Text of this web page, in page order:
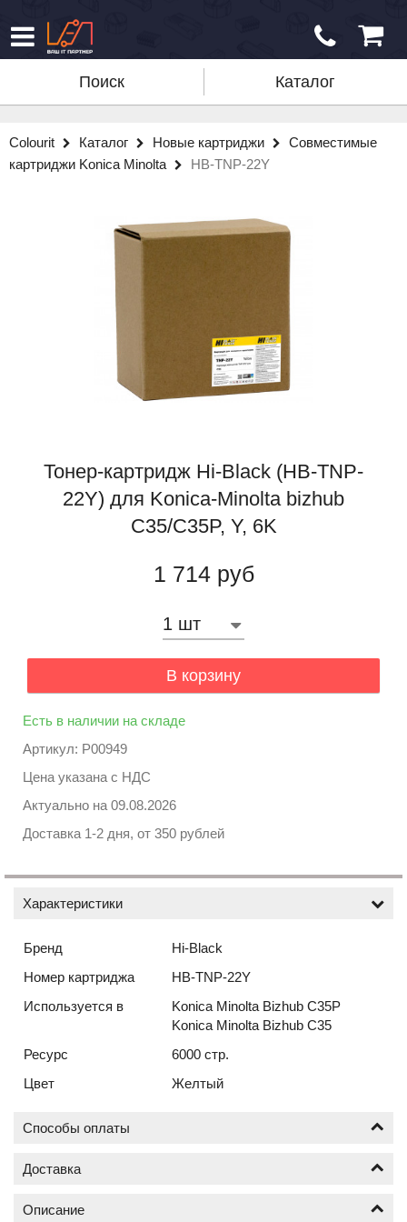
Поиск Каталог
Colourit Каталог Новые картриджи
Совместимые
картриджи Konica Minolta
HB-TNP-22Y
Тонер-картридж Hi-Black (HB-TNP-
22Y) для Konica-Minolta bizhub
C35/C35P, Y, 6K
1 714 руб
В корзину
Есть в наличии на складе
Артикул: P00949
Цена указана с НДС
Актуально на 09.08.2026
Доставка 1-2 дня, от 350 рублей
Характеристики
Бренд
Hi-Black
Номер картриджа
HB-TNP-22Y
Используется в
Konica Minolta Bizhub C35P
Konica Minolta Bizhub C35
Ресурс
6000 стр.
Цвет
Желтый
Способы оплаты
Оплата по безналичному расчёту (счёт с НДС)
Доставка
Доставка новых картриджей по Москве осуществляется
Описание